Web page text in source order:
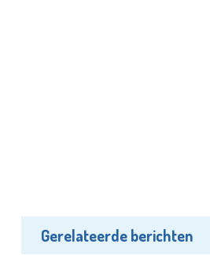
Gerelateerde berichten